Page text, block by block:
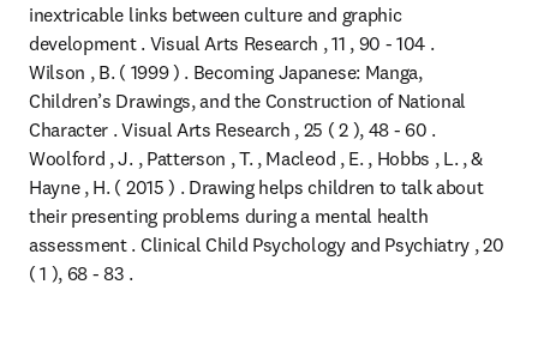
inextricable links between culture and graphic
development . Visual Arts Research , 11 , 90 - 104 .
Wilson , B. ( 1999 ) . Becoming Japanese: Manga,
Children’s Drawings, and the Construction of National
Character . Visual Arts Research , 25 ( 2 ), 48 - 60 .
Woolford , J. , Patterson , T. , Macleod , E. , Hobbs , L. , &
Hayne , H. ( 2015 ) . Drawing helps children to talk about
their presenting problems during a mental health
assessment . Clinical Child Psychology and Psychiatry , 20
( 1 ), 68 - 83 .